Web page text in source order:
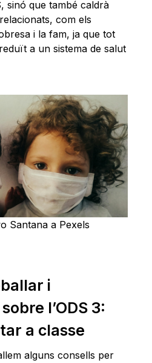
sinó que també caldrà
com els
i la fam, ja que tot
a un sistema de salut
Santana a Pexels
i
l’ODS 3:
a classe
alguns consells per